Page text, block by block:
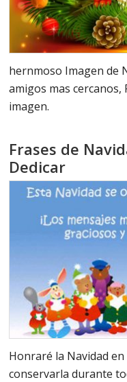
hernmoso Imagen de
amigos mas
imagen.
Frases de
Dedicar
Honraré la Navidad
conservarla durante